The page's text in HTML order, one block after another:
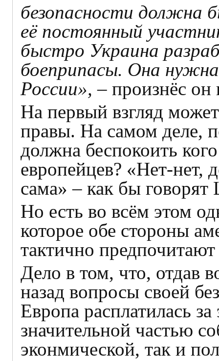
безопасности должна
её постоянный
быстро Украина
боеприпасы. Она
России», – произнёс
На первый взгляд
правы. На самом деле,
должна беспокоить
европейцев? «Нет-нет,
сама» – как бы
Но есть во всём этом
которое обе стороны
тактично
Дело в том, что, отдав
назад вопросы своей
Европа расплатилась
значительной частью
эконмической, так и